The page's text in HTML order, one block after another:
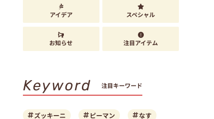
アイデア スペシャル
お知らせ 注目アイテム
Keyword 注目キーワード
ズッキーニ ピーマン
なす